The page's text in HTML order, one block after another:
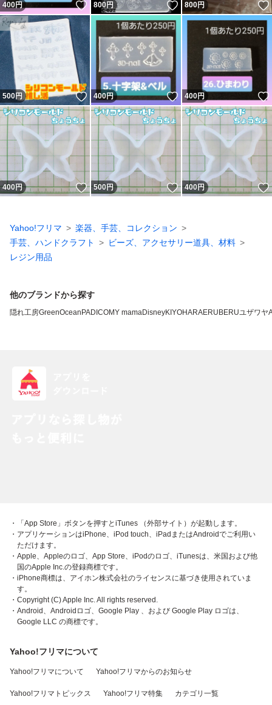
400円 いいね！
800円 いいね！
800円
500円 いいね！
400円 いいね！
400円
400円 いいね！
500円 いいね！
400円
Yahoo!フリマ
楽器、手芸、コレクション
手芸、ハンドクラフト
ビーズ、アクセサリー道具、材料
レジン用品
他のブランドから探す
隠れ工房GreenOcean PADICOMY mamaDisneyKIYOHARAERUBERUユザワヤ
・「App Store」ボタンを押すとiTunes （外部サイト）が起動します。
・アプリケーションはiPhone、iPod touch、iPadまたはAndroidでご利用い
ただけます。
・Apple、Appleのロゴ、App Store、iPodのロゴ、iTunesは、米国および他
国のApple Inc.の登録商標です。
・iPhone商標は、アイホン株式会社のライセンスに基づき使用されていま
す。
・Copyright (C) Apple Inc. All rights reserved.
・Android、Androidロゴ、Google Play 、および Google Play ロゴは、
Google LLC の商標です。
Yahoo!フリマについて
Yahoo!フリマについて Yahoo!フリマからのお知らせ
Yahoo!フリマトピックス Yahoo!フリマ特集 カテゴリ一覧